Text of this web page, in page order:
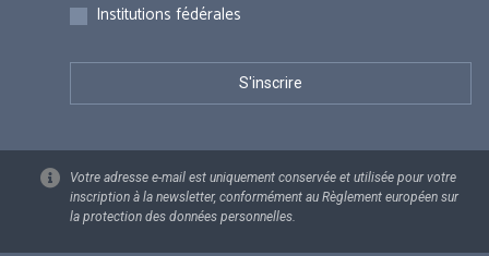
Institutions fédérales
Votre adresse e-mail est uniquement conservée et utilisée pour votre
inscription à la newsletter, conformément au Règlement européen sur
la protection des données personnelles.